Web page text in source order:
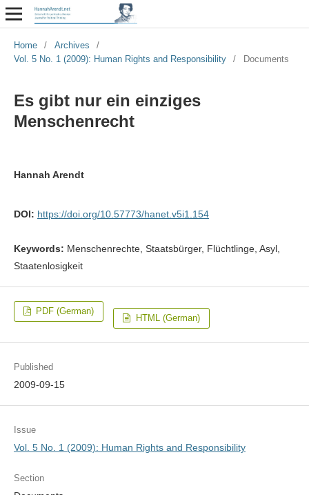
Home / Archives
/
Vol. 5 No. 1 (2009): Human Rights and Responsibility
/ Documents
Es gibt nur ein einziges
Menschenrecht
Hannah Arendt
DOI: https://doi.org/10.57773/hanet.v5i1.154
Keywords: Menschenrechte, Staatsbürger, Flüchtlinge, Asyl,
Staatenlosigkeit
PDF (German)
HTML (German)
Published
2009-09-15
Issue
Vol. 5 No. 1 (2009): Human Rights and Responsibility
Section